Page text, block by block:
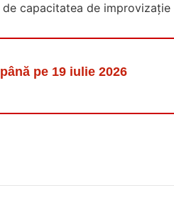
capacitatea de
pe 19 iulie 2026